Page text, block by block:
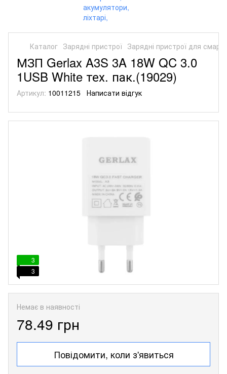
Каталог Зарядні пристрої Зарядні пристрої для
МЗП Gerlax A3S 3A 18W QC 3.0
1USB White тех. пак.(19029)
Артикул: 10011215 Написати відгук
3
3
Немає в наявності
78.49 грн
Повідомити, коли з'явиться